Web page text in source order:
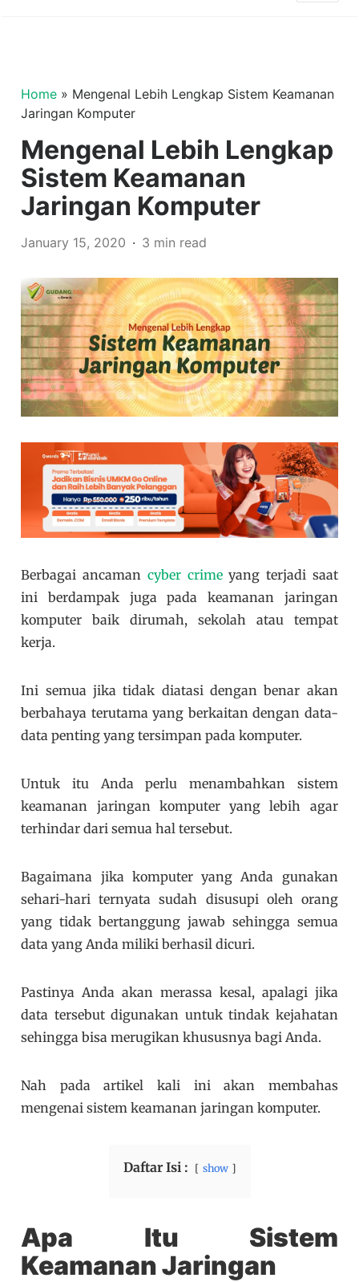
Home » Mengenal Lebih Lengkap Sistem Keamanan
Jaringan Komputer
Mengenal Lebih Lengkap
Sistem Keamanan
Jaringan Komputer
January 15, 2020 3 min read
Berbagai ancaman cyber crimeyang terjadi saat
ini berdampak juga pada keamanan jaringan
komputer baik dirumah, sekolah atau tempat
kerja.
Ini semua jika tidak diatasi dengan benar akan
berbahaya terutama yang berkaitan dengan data-
data penting yang tersimpan pada komputer.
Untuk itu Anda perlu menambahkan sistem
keamanan jaringan komputer yang lebih agar
terhindar dari semua hal tersebut.
Bagaimana jika komputer yang Anda gunakan
sehari-hari ternyata sudah disusupi oleh orang
yang tidak bertanggung jawab sehingga semua
data yang Anda miliki berhasil dicuri.
Pastinya Anda akan merassa kesal, apalagi jika
data tersebut digunakan untuk tindak kejahatan
sehingga bisa merugikan khususnya bagi Anda.
Nah pada artikel kali ini akan membahas
mengenai sistem keamanan jaringan komputer.
Daftar Isi : show
Apa Itu Sistem
Keamanan Jaringan